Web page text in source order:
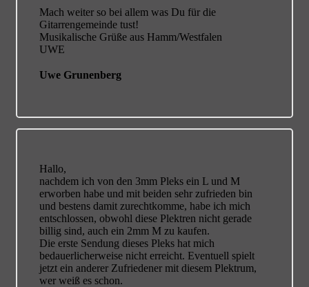
Mach weiter so bei allem was Du für die
Gitarrengemeinde tust!
Musikalische Grüße aus Hamm/Westfalen
UWE
Uwe Grunenberg
Hallo,
nachdem ich von den 3mm Pleks ein L und M
erworben habe und mit beiden sehr zufrieden bin
und bestens damit zurechtkomme, habe ich mich
entschlossen, obwohl diese Plektren nicht gerade
billig sind, auch ein 2mm M zu kaufen.
Die erste Sendung dieses Pleks hat mich
bedauerlicherweise nicht erreicht. Eventuell spielt
jetzt ein anderer Zufriedener mit diesem Plektrum,
wer weiß es schon.